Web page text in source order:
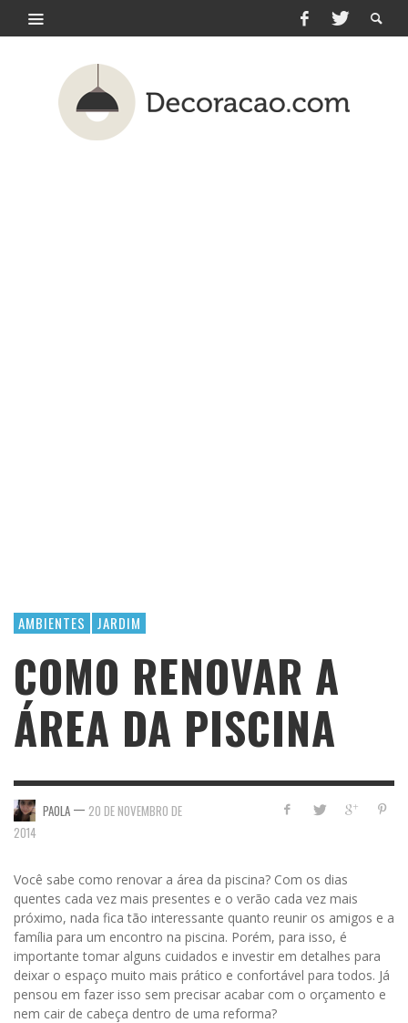
AMBIENTES JARDIM
COMO RENOVAR A
ÁREA DA PISCINA
PAOLA — 20 DE NOVEMBRO DE
2014
Você sabe como renovar a área da piscina? Com os dias
quentes cada vez mais presentes e o verão cada vez mais
próximo, nada fica tão interessante quanto reunir os amigos e a
família para um encontro na piscina. Porém, para isso, é
importante tomar alguns cuidados e investir em detalhes para
deixar o espaço muito mais prático e confortável para todos. Já
pensou em fazer isso sem precisar acabar com o orçamento e
nem cair de cabeça dentro de uma reforma?